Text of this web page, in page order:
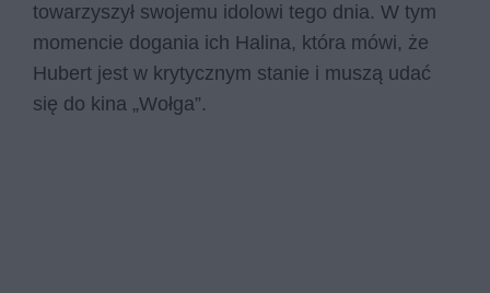
towarzyszył swojemu idolowi tego dnia. W tym
momencie dogania ich Halina, która mówi, że
Hubert jest w krytycznym stanie i muszą udać
się do kina „Wołga”.